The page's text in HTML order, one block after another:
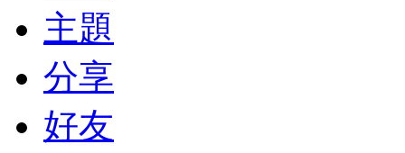
主題
分享
好友